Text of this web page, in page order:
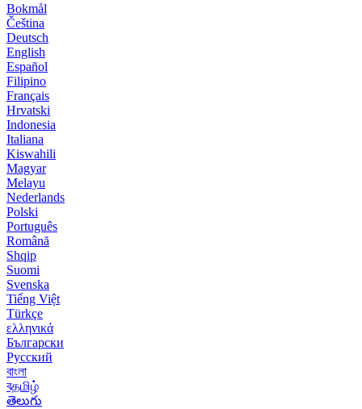
Bokmål
Čeština
Deutsch
English
Español
Filipino
Français
Hrvatski
Indonesia
Italiana
Kiswahili
Magyar
Melayu
Nederlands
Polski
Português
Română
Shqip
Suomi
Svenska
Tiếng Việt
Türkçe
ελληνικά
Български
Русский
বাংলা
বதமிழ்
తెలుగు